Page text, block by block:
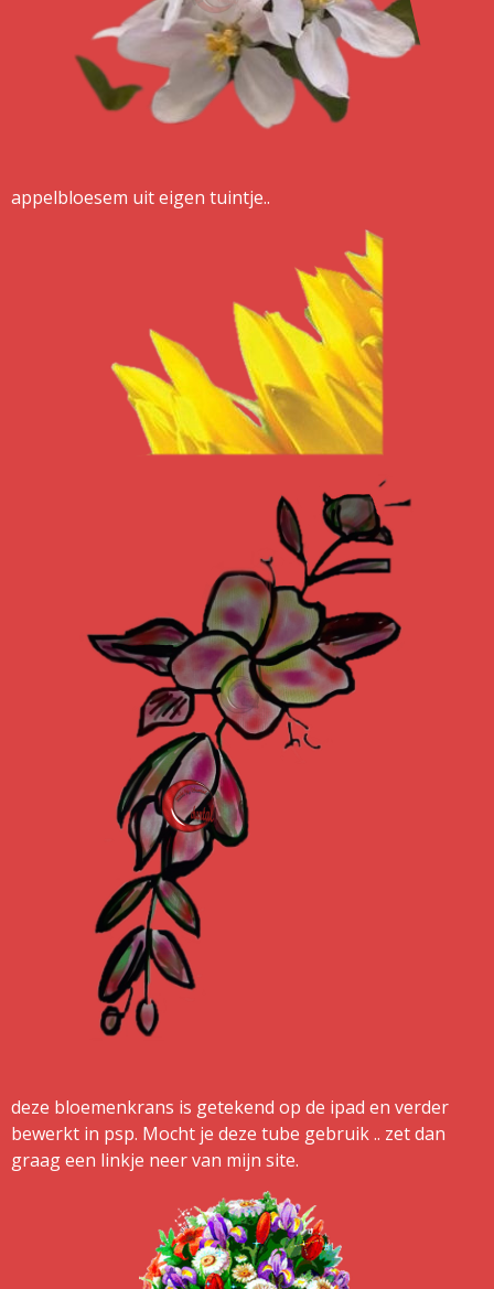
appelbloesem uit eigen tuintje..
deze bloemenkrans is getekend op de ipad en verder
bewerkt in psp. Mocht je deze tube gebruik .. zet dan
graag een linkje neer van mijn site.